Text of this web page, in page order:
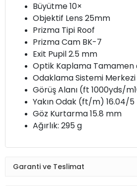
Büyütme 10×
Objektif Lens 25mm
Prizma Tipi Roof
Prizma Cam BK-7
Exit Pupil 2.5 mm
Optik Kaplama Tamamen
Odaklama Sistemi Merkezi
Görüş Alanı (ft 1000yds/
Yakın Odak (ft/m) 16.04/5
Göz Kurtarma 15.8 mm
Ağırlık: 295 g
Garanti ve Teslimat